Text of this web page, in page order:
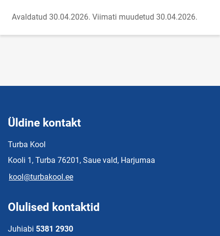
Avaldatud 30.04.2026. Viimati muudetud 30.04.2026.
Üldine kontakt
Turba Kool
Kooli 1, Turba 76201, Saue vald, Harjumaa
kool@turbakool.ee
Olulised kontaktid
Juhiabi 5381 2930